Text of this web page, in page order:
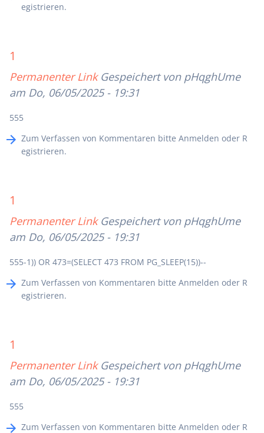
egistrieren.
1
Permanenter Link Gespeichert von pHqghUme
am Do, 06/05/2025 - 19:31
555
Zum Verfassen von Kommentaren bitte Anmelden oder R
egistrieren.
1
Permanenter Link Gespeichert von pHqghUme
am Do, 06/05/2025 - 19:31
555-1)) OR 473=(SELECT 473 FROM PG_SLEEP(15))--
Zum Verfassen von Kommentaren bitte Anmelden oder R
egistrieren.
1
Permanenter Link Gespeichert von pHqghUme
am Do, 06/05/2025 - 19:31
555
Zum Verfassen von Kommentaren bitte Anmelden oder R